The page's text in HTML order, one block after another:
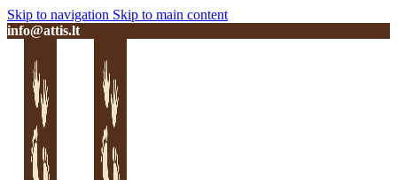
Skip to navigation Skip to main content
info@attis.lt